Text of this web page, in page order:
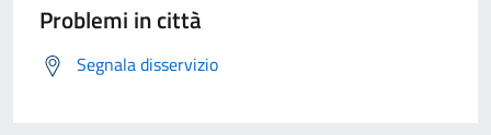
Problemi in città
Segnala disservizio